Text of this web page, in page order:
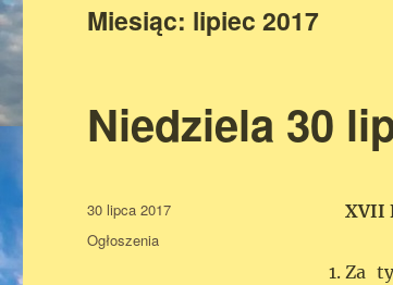
Miesiąc: lipiec 2017
Niedziela 30
XVII
Za
Data
publikacji
30 lipca 2017
Kategorie
Ogłoszenia